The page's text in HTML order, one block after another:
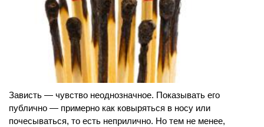
Зависть — чувство неоднозначное. Показывать его
публично — примерно как ковыряться в носу или
почесываться, то есть неприлично. Но тем не менее,